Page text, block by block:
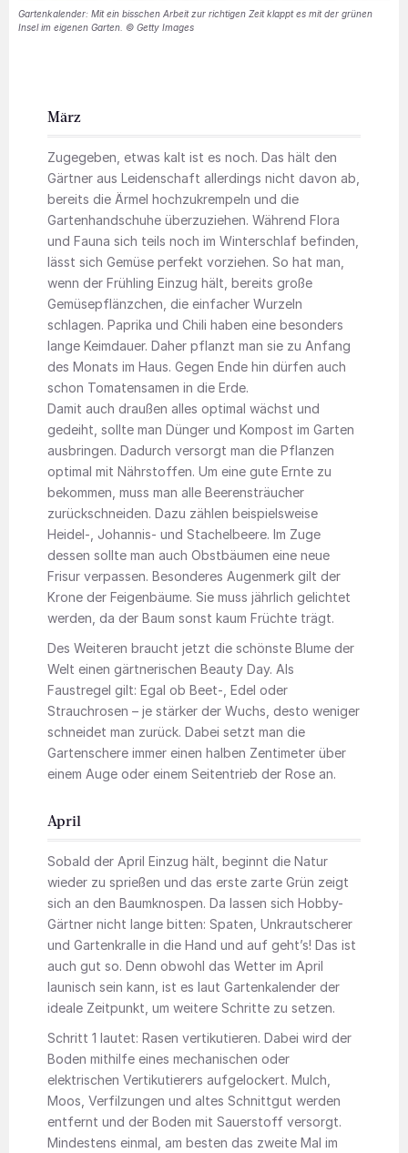
Gartenkalender: Mit ein bisschen Arbeit zur richtigen Zeit klappt es mit der grünen
Insel im eigenen Garten. © Getty Images
März
Zugegeben, etwas kalt ist es noch. Das hält den
Gärtner aus Leidenschaft allerdings nicht davon ab,
bereits die Ärmel hochzukrempeln und die
Gartenhandschuhe überzuziehen. Während Flora
und Fauna sich teils noch im Winterschlaf befinden,
lässt sich Gemüse perfekt vorziehen. So hat man,
wenn der Frühling Einzug hält, bereits große
Gemüsepflänzchen, die einfacher Wurzeln
schlagen. Paprika und Chili haben eine besonders
lange Keimdauer. Daher pflanzt man sie zu Anfang
des Monats im Haus. Gegen Ende hin dürfen auch
schon Tomatensamen in die Erde.
Damit auch draußen alles optimal wächst und
gedeiht, sollte man Dünger und Kompost im Garten
ausbringen. Dadurch versorgt man die Pflanzen
optimal mit Nährstoffen. Um eine gute Ernte zu
bekommen, muss man alle Beerensträucher
zurückschneiden. Dazu zählen beispielsweise
Heidel-, Johannis- und Stachelbeere. Im Zuge
dessen sollte man auch Obstbäumen eine neue
Frisur verpassen. Besonderes Augenmerk gilt der
Krone der Feigenbäume. Sie muss jährlich gelichtet
werden, da der Baum sonst kaum Früchte trägt.
Des Weiteren braucht jetzt die schönste Blume der
Welt einen gärtnerischen Beauty Day. Als
Faustregel gilt: Egal ob Beet-, Edel oder
Strauchrosen – je stärker der Wuchs, desto weniger
schneidet man zurück. Dabei setzt man die
Gartenschere immer einen halben Zentimeter über
einem Auge oder einem Seitentrieb der Rose an.
April
Sobald der April Einzug hält, beginnt die Natur
wieder zu sprießen und das erste zarte Grün zeigt
sich an den Baumknospen. Da lassen sich Hobby-
Gärtner nicht lange bitten: Spaten, Unkrautscherer
und Gartenkralle in die Hand und auf geht’s! Das ist
auch gut so. Denn obwohl das Wetter im April
launisch sein kann, ist es laut Gartenkalender der
ideale Zeitpunkt, um weitere Schritte zu setzen.
Schritt 1 lautet: Rasen vertikutieren. Dabei wird der
Boden mithilfe eines mechanischen oder
elektrischen Vertikutierers aufgelockert. Mulch,
Moos, Verfilzungen und altes Schnittgut werden
entfernt und der Boden mit Sauerstoff versorgt.
Mindestens einmal, am besten das zweite Mal im